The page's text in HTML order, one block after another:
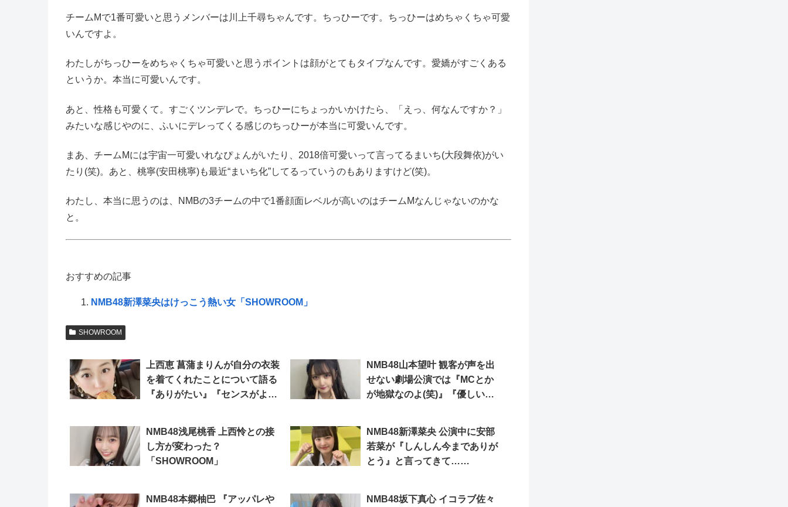
チームMで1番可愛いと思うメンバーは川上千尋ちゃんです。ちっひーです。ちっひーはめちゃくちゃ可愛
いんですよ。
わたしがちっひーをめちゃくちゃ可愛いと思うポイントは顔がとてもタイプなんです。愛嬌がすごくある
というか。本当に可愛いんです。
あと、性格も可愛くて。すごくツンデレで。ちっひーにちょっかいかけたら、「えっ、何なんですか？」
みたいな感じやのに、ふいにデレってくる感じのちっひーが本当に可愛いんです。
まあ、チームMには宇宙一可愛いれなぴょんがいたり、2018倍可愛いって言ってるまいち(大段舞依)がい
たり(笑)。あと、桃寧(安田桃寧)も最近“まいち化”してるっていうのもありますけど(笑)。
わたし、本当に思うのは、NMBの3チームの中で1番顔面レベルが高いのはチームMなんじゃないのかな
と。
おすすめの記事
NMB48新澤菜央はけっこう熱い女「SHOWROOM」
SHOWROOM
上西恵 菖蒲まりんが自分の衣装
を着てくれたことについて語る
『ありがたい』『センスがよろ
NMB48山本望叶 観客が声を出
せない劇場公演では『MCとか
が地獄なのよ(笑)』『優しいま
NMB48浅尾桃香 上西怜との接
し方が変わった？
「SHOWROOM」
NMB48新澤菜央 公演中に安部
若菜が『しんしん今までありが
とう』と言ってきて…
NMB48本郷柚巴 『アッパレや
NMB48坂下真心 イコラブ佐々